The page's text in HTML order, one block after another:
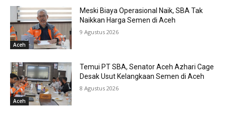
Aceh
Meski Biaya Operasional Naik, SBA Tak
Naikkan Harga Semen di Aceh
9 Agustus 2026
Aceh
Temui PT SBA, Senator Aceh Azhari Cage
Desak Usut Kelangkaan Semen di Aceh
8 Agustus 2026